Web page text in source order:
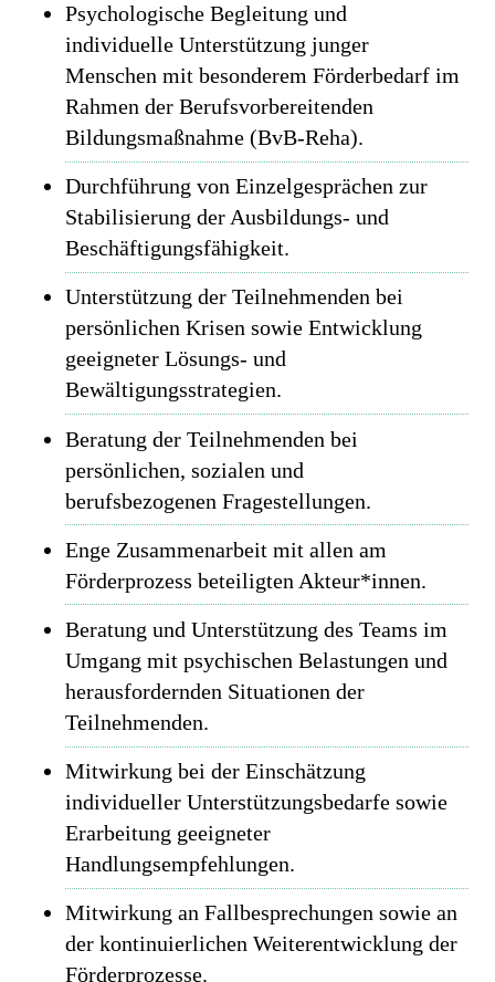
Psychologische Begleitung und
individuelle Unterstützung junger
Menschen mit besonderem Förderbedarf im
Rahmen der Berufsvorbereitenden
Bildungsmaßnahme (BvB-Reha).
Durchführung von Einzelgesprächen zur
Stabilisierung der Ausbildungs- und
Beschäftigungsfähigkeit.
Unterstützung der Teilnehmenden bei
persönlichen Krisen sowie Entwicklung
geeigneter Lösungs- und
Bewältigungsstrategien.
Beratung der Teilnehmenden bei
persönlichen, sozialen und
berufsbezogenen Fragestellungen.
Enge Zusammenarbeit mit allen am
Förderprozess beteiligten Akteur*innen.
Beratung und Unterstützung des Teams im
Umgang mit psychischen Belastungen und
herausfordernden Situationen der
Teilnehmenden.
Mitwirkung bei der Einschätzung
individueller Unterstützungsbedarfe sowie
Erarbeitung geeigneter
Handlungsempfehlungen.
Mitwirkung an Fallbesprechungen sowie an
der kontinuierlichen Weiterentwicklung der
Förderprozesse.